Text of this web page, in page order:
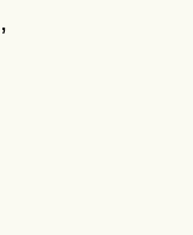
,